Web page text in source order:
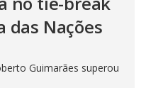
das Nações
Guimarães superou